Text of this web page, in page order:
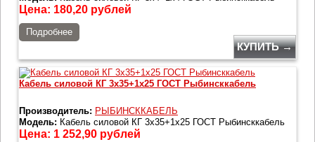
Цена: 180,20 рублей
Подробнее
КУПИТЬ →
Кабель силовой КГ 3х35+1х25 ГОСТ Рыбинсккабель
Производитель: РЫБИНСККАБЕЛЬ
Модель: Кабель силовой КГ 3х35+1х25 ГОСТ Рыбинсккабель
Цена: 1 252,90 рублей